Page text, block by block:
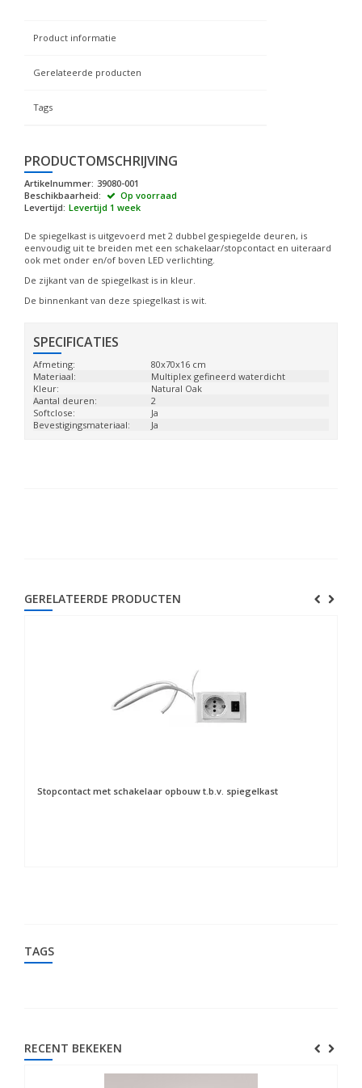
Product informatie
Gerelateerde producten
Tags
PRODUCTOMSCHRIJVING
Artikelnummer: 39080-001
Beschikbaarheid:
Op voorraad
Levertijd: Levertijd 1 week
De spiegelkast is uitgevoerd met 2 dubbel gespiegelde deuren, is
eenvoudig uit te breiden met een schakelaar/stopcontact en uiteraard
ook met onder en/of boven LED verlichting.
De zijkant van de spiegelkast is in kleur.
De binnenkant van deze spiegelkast is wit.
SPECIFICATIES
Afmeting:
80x70x16 cm
Materiaal:
Multiplex gefineerd waterdicht
Kleur:
Natural Oak
Aantal deuren:
2
Softclose:
Ja
Bevestigingsmateriaal:
Ja
GERELATEERDE PRODUCTEN
Stopcontact met schakelaar opbouw t.b.v. spiegelkast
TAGS
RECENT BEKEKEN